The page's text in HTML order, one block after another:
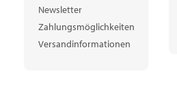
Newsletter
Zahlungsmöglichkeiten
Versandinformationen